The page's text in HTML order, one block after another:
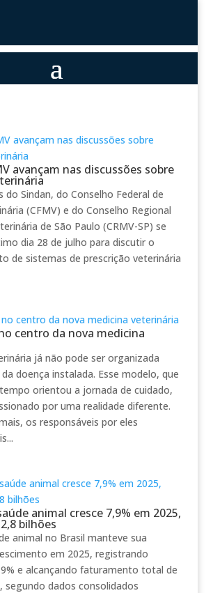
avançam nas discussões sobre
do Sindan, do Conselho Federal de
(CFMV) e do Conselho Regional
de São Paulo (CRMV-SP) se
dia 28 de julho para discutir o
de sistemas de prescrição veterinária
centro da nova medicina
já não pode ser organizada
doença instalada. Esse modelo, que
orientou a jornada de cuidado,
por uma realidade diferente.
os responsáveis por eles
animal cresce 7,9% em 2025,
bilhões
animal no Brasil manteve sua
em 2025, registrando
e alcançando faturamento total de
segundo dados consolidados